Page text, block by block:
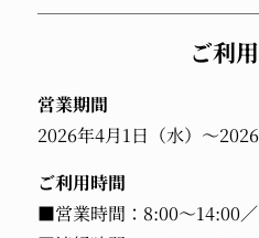
ご利
営業期間
2026年4月1日（水）～
ご利用時間
■営業時間：8:00～14:00